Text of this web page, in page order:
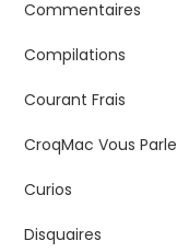
Commentaires
Compilations
Courant Frais
CroqMac Vous Parle
Curios
Disquaires